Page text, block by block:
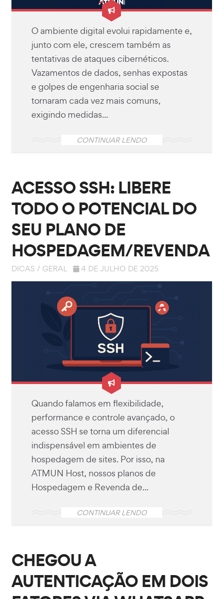
O ambiente digital evolui rapidamente e,
junto com ele, crescem também as
tentativas de ataques cibernéticos.
Vazamentos de dados, senhas expostas
e golpes de engenharia social se
tornaram cada vez mais comuns,
exigindo medidas...
CONTINUAR LENDO
ACESSO SSH: LIBERE
TODO O POTENCIAL DO
SEU PLANO DE
HOSPEDAGEM/REVENDA
DICAS / GERAL 4 DE JULHO DE 2025
Quando falamos em flexibilidade,
performance e controle avançado, o
acesso SSH se torna um diferencial
indispensável em ambientes de
hospedagem de sites. Por isso, na
ATMUN Host, nossos planos de
Hospedagem e Revenda de...
CONTINUAR LENDO
CHEGOU A
AUTENTICAÇÃO EM DOIS